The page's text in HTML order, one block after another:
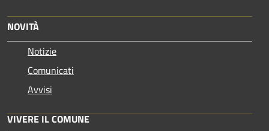
NOVITÀ
Notizie
Comunicati
Avvisi
VIVERE IL COMUNE